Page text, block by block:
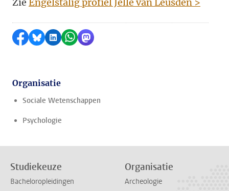
Delen op Facebook
Delen via Bluesky
Delen op LinkedIn
Delen via WhatsApp
Delen via Mastodon
Organisatie
Sociale Wetenschappen
Psychologie
Studiekeuze
Bacheloropleidingen
Organisatie
Archeologie